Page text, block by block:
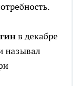
в декабре
называл